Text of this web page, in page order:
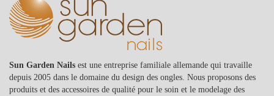
Sun Garden Nails est une entreprise familiale allemande qui travaille
depuis 2005 dans le domaine du design des ongles. Nous proposons des
produits et des accessoires de qualité pour le soin et le modelage des